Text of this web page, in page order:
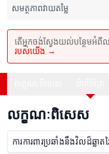
សមត្ថភាពវាយតម្លៃ
តើអ្នកចង់ស្វែងយល់បន្ថែមអំ
របស់យើង →
លក្ខណៈពិសេស
ការការពារប្រឆាំងនឹងវិលដ៏ឆ្លាតវ